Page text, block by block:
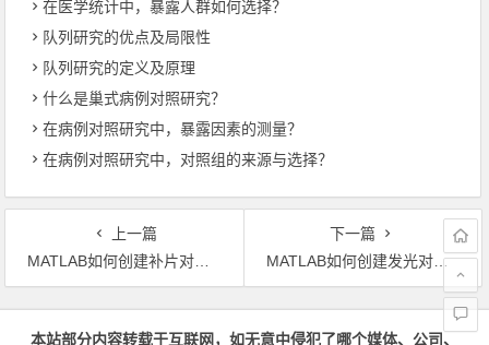
在医学统计中，暴露人群如何选择？
队列研究的优点及局限性
队列研究的定义及原理
什么是巢式病例对照研究？
在病例对照研究中，暴露因素的测量？
在病例对照研究中，对照组的来源与选择？
上一篇
MATLAB如何创建补片对象：patch函数的使用方法
下一篇
MATLAB如何创建发光对象：light函数的使用方法
文章导航
本站部分内容转载于互联网，如无意中侵犯了哪个媒体、公司、